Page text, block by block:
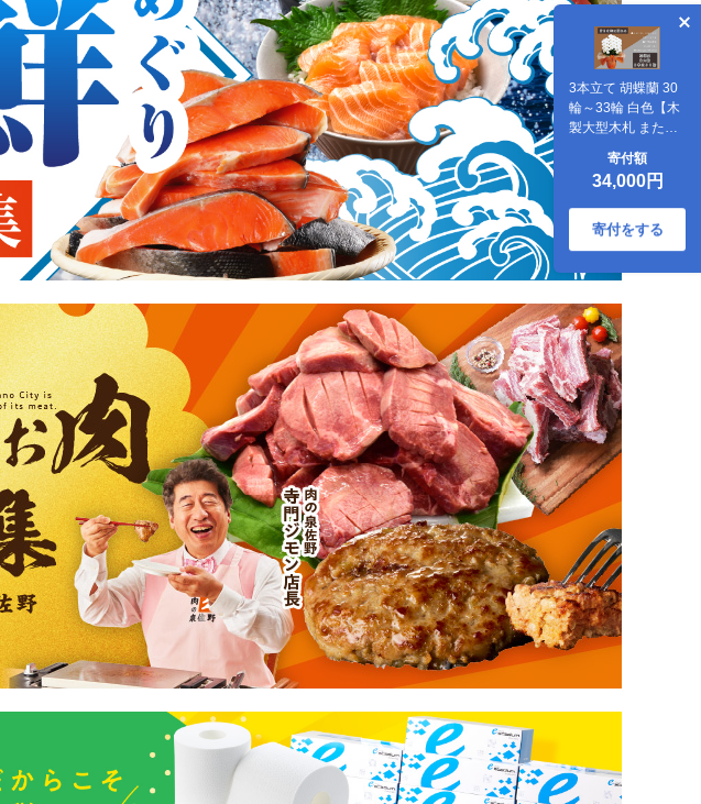
3本立て 胡蝶蘭 30
輪～33輪 白色【木
製大型木札 または
メッセージカード
付き ラッピング お
祝い ギフト 贈答 贈
り物 プレゼント 生
花 花 農福連携】
099H379
寄付額
34,000円
寄付をする